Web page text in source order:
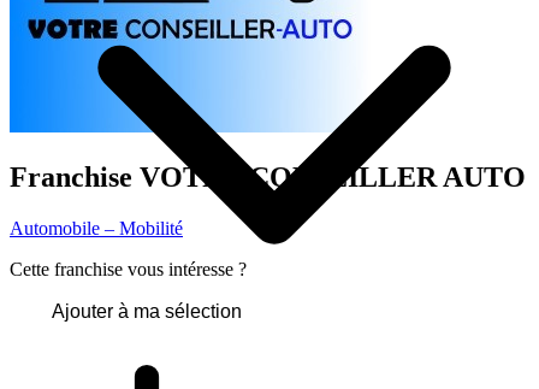
Franchise VOTRE CONSEILLER AUTO
Automobile – Mobilité
Cette franchise vous intéresse ?
Ajouter à ma sélection